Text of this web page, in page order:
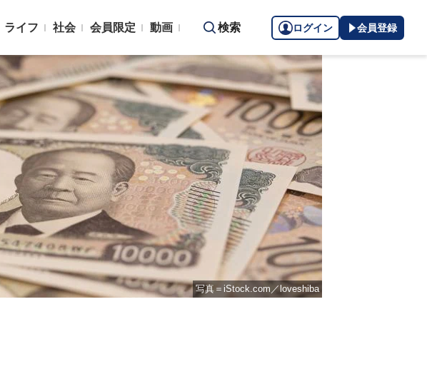
ライフ 社会 会員限定 動画 検索 ログイン 会員登録
写真＝iStock.com／loveshiba